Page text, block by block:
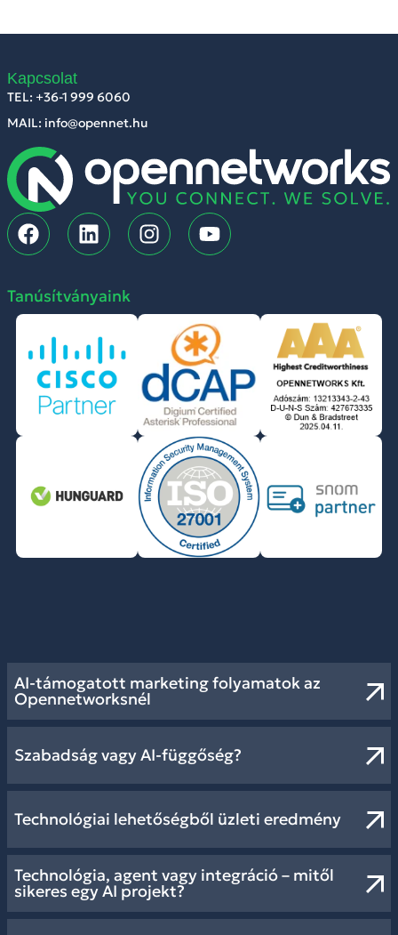
AI-támogatott marketing folyamatok az
Opennetworksnél
Szabadság vagy AI-függőség?
Technológiai lehetőségből üzleti eredmény
Technológia, agent vagy integráció – mitől
sikeres egy AI projekt?
Kapcsolat
TEL: +36-1 999 6060
MAIL: info@opennet.hu
Tanúsítványaink